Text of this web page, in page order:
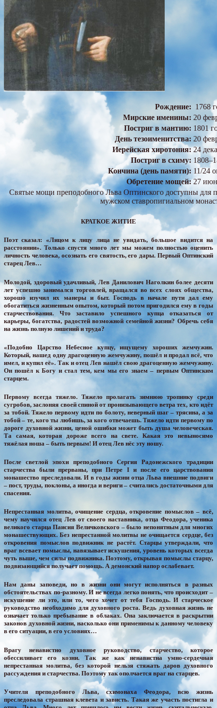
Рождение: 1768
Мирские именины: 20
Постриг в мантию: 1801
День тезоименитства: 20
Иерейская хиротония: 24
Постриг в схиму:
Кончина (день памяти): 11/24
Обретение мощей: 27
Святые мощи преподобного Льва Оптинского доступны для
мужском ставропигиальном
КРАТКОЕ ЖИТИЕ
Поэт сказал: «Лицом к лицу лица не увидать, большое видится на
расстоянии». Только спустя много лет мы можем полностью оценить
личность человека, осознать его святость, его дары. Первый Оптинский
старец Лев…
Молодой, здоровый удачливый, Лев Данилович Наголкин более десяти
лет успешно занимался торговлей, вращался во всех слоях общества,
хорошо изучил их манеры и быт. Господь в начале пути дал ему
обогатиться жизненным опытом, который потом пригодился ему в годы
старчествования. Что заставило успешного купца отказаться от
карьеры, богатства, радостей возможной семейной жизни? Обречь себя
на жизнь полную лишений и труда?
«Подобно Царство Небесное купцу, ищущему хороших жемчужин.
Который, нашед одну драгоценную жемчужину, пошёл и продал всё, что
имел, и купил её». Так и отец Лев нашёл свою драгоценную жемчужину.
Он пошёл к Богу и стал тем, кем мы его знаем – первым Оптинским
старцем.
Первому всегда тяжело. Тяжело пролагать зимнюю тропинку среди
сугробов, заслоняя своей спиной от пронизывающего ветра тех, кто идёт
за тобой. Тяжело первому идти по болоту, неверный шаг – трясина, а за
тобой – те, кого ты любишь, за кого отвечаешь. Тяжело идти первому по
дороге духовной жизни, ценой ошибки может быть душа человеческая.
Та самая, которая дороже всего на свете. Какая это невыносимо
тяжёлая ноша – быть первым! И отец Лев нёс эту ношу.
После светлой эпохи преподобного Сергия Радонежского традиции
старчества были прерваны, при Петре I и после его царствования
монашество преследовали. И в годы жизни отца Льва внешние подвиги
– пост, труды, поклоны, а иногда и вериги – считались достаточными для
спасения.
Непрестанная молитва, очищение сердца, откровение помыслов – всё,
чему научился отец Лев от своего наставника, отца Феодора, ученика
великого старца Паисия Величковского – было непонятным для многих
монашествующих. Без непрестанной молитвы не очищается сердце, без
откровения помыслов подвижник не растёт. Старцы утверждали, что
враг всевает помыслы, навязывает искушения, уровень которых всегда
чуть выше, чем силы подвижника. Поэтому, открывая помыслы старцу,
подвизающийся получает помощь. А демонский напор ослабевает.
Нам даны заповеди, но в жизни они могут исполняться в разных
обстоятельствах по-разному. И не всегда легко понять, что происходит –
искушение ли это, или то, чего хочет от тебя Господь. И старческое
руководство необходимо для духовного роста. Ведь духовная жизнь не
означает только пребывание в облаках. Она заключается в раскрытии
законов духовной жизни, насколько они применимы к данному человеку
в его ситуации, в его условиях…
Врагу ненавистно духовное руководство, старчество, которое
обессиливает его козни. Так же как ненавистна умно-сердечная
непрестанная молитва, без которой нельзя стяжать даров духовного
рассуждения и старчества. Поэтому так ополчается враг на старцев.
Учителя преподобного Льва, схимонаха Феодора, всю жизнь
преследовала страшная клевета и зависть. Такая же участь постигла и